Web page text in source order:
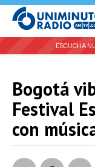
ESCUCHA
Bogotá
Festival
con